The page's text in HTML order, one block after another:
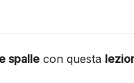
spalle con questa